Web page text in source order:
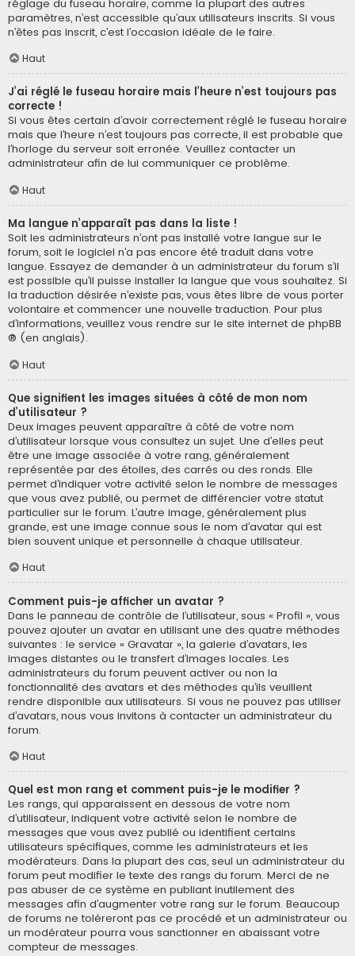
réglage du fuseau horaire, comme la plupart des autres
paramètres, n’est accessible qu’aux utilisateurs inscrits. Si vous
n’êtes pas inscrit, c’est l’occasion idéale de le faire.
Haut
J’ai réglé le fuseau horaire mais l’heure n’est toujours pas
correcte !
Si vous êtes certain d’avoir correctement réglé le fuseau horaire
mais que l’heure n’est toujours pas correcte, il est probable que
l’horloge du serveur soit erronée. Veuillez contacter un
administrateur afin de lui communiquer ce problème.
Haut
Ma langue n’apparaît pas dans la liste !
Soit les administrateurs n’ont pas installé votre langue sur le
forum, soit le logiciel n’a pas encore été traduit dans votre
langue. Essayez de demander à un administrateur du forum s’il
est possible qu’il puisse installer la langue que vous souhaitez. Si
la traduction désirée n’existe pas, vous êtes libre de vous porter
volontaire et commencer une nouvelle traduction. Pour plus
d’informations, veuillez vous rendre sur le site internet de phpBB
® (en anglais).
Haut
Que signifient les images situées à côté de mon nom
d’utilisateur ?
Deux images peuvent apparaître à côté de votre nom
d’utilisateur lorsque vous consultez un sujet. Une d’elles peut
être une image associée à votre rang, généralement
représentée par des étoiles, des carrés ou des ronds. Elle
permet d’indiquer votre activité selon le nombre de messages
que vous avez publié, ou permet de différencier votre statut
particulier sur le forum. L’autre image, généralement plus
grande, est une image connue sous le nom d’avatar qui est
bien souvent unique et personnelle à chaque utilisateur.
Haut
Comment puis-je afficher un avatar ?
Dans le panneau de contrôle de l’utilisateur, sous « Profil », vous
pouvez ajouter un avatar en utilisant une des quatre méthodes
suivantes : le service « Gravatar », la galerie d’avatars, les
images distantes ou le transfert d’images locales. Les
administrateurs du forum peuvent activer ou non la
fonctionnalité des avatars et des méthodes qu’ils veuillent
rendre disponible aux utilisateurs. Si vous ne pouvez pas utiliser
d’avatars, nous vous invitons à contacter un administrateur du
forum.
Haut
Quel est mon rang et comment puis-je le modifier ?
Les rangs, qui apparaissent en dessous de votre nom
d’utilisateur, indiquent votre activité selon le nombre de
messages que vous avez publié ou identifient certains
utilisateurs spécifiques, comme les administrateurs et les
modérateurs. Dans la plupart des cas, seul un administrateur du
forum peut modifier le texte des rangs du forum. Merci de ne
pas abuser de ce système en publiant inutilement des
messages afin d’augmenter votre rang sur le forum. Beaucoup
de forums ne toléreront pas ce procédé et un administrateur ou
un modérateur pourra vous sanctionner en abaissant votre
compteur de messages.